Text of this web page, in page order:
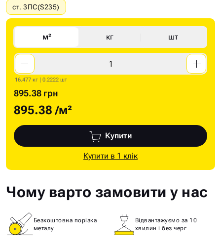
ст. 3ПС(S235)
м² кг шт
16.477 кг | 0.2222 шт
895.38 грн
895.38 /м²
Купити
Купити в 1 клік
Чому варто замовити у нас
Безкоштовна порізка
металу
Відвантажуємо за 10
хвилин і без черг